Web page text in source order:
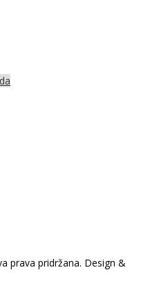
prava pridržana. Design &